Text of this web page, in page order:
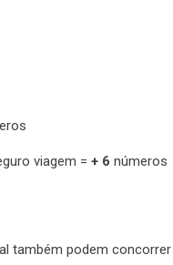
viagem = + 6 números
também podem